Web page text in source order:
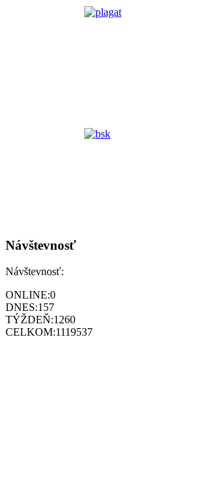
Návštevnosť
Návštevnosť:
ONLINE:0
DNES:157
TÝŽDEŇ:1260
CELKOM:1119537